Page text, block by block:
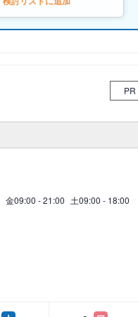
PR
金09:00 - 21:00 土09:00 - 18:00